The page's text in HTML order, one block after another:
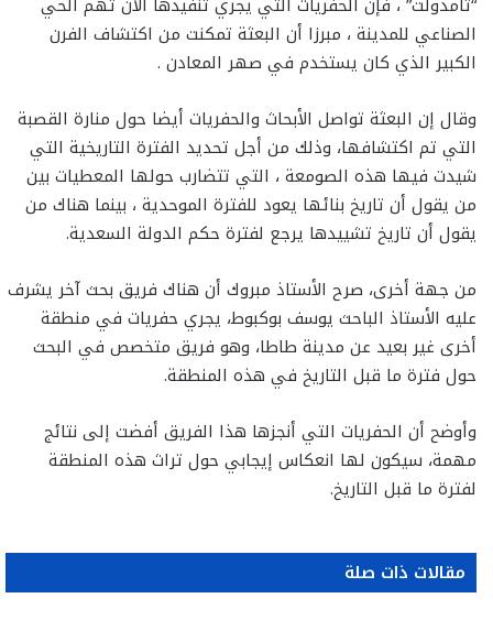
الصناعي للمدينة ، مبرزا أن البعثة تمكنت من اكتشاف الفرن
الكبير الذي كان يستخدم في صهر المعادن .
وقال إن البعثة تواصل الأبحاث والحفريات أيضا حول منارة القصبة
التي تم اكتشافها، وذلك من أجل تحديد الفترة التاريخية التي
شيدت فيها هذه الصومعة ، التي تتضارب حولها المعطيات بين
من يقول أن تاريخ بنائها يعود للفترة الموحدية ، بينما هناك من
يقول أن تاريخ تشييدها يرجع لفترة حكم الدولة السعدية.
من جهة أخرى، صرح الأستاذ مبروك أن هناك فريق بحث آخر يشرف
عليه الأستاذ الباحث يوسف بوكبوط، يجري حفريات في منطقة
أخرى غير بعيد عن مدينة طاطا، وهو فريق متخصص في البحث
حول فترة ما قبل التاريخ في هذه المنطقة.
وأوضح أن الحفريات التي أنجزها هذا الفريق أفضت إلى نتائج
مهمة، سيكون لها انعكاس إيجابي حول تراث هذه المنطقة
لفترة ما قبل التاريخ.
مقالات ذات صلة